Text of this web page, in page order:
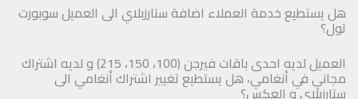
هل يستطيع خدمة العملاء اضافة ستارزبلاي الى العميل سوبورت
تول؟
العميل لديه احدى باقات فيرجن (100، 150، 215) و لديه اشتراك
مجاني في أنغامي، هل يستطيع تغيير اشتراك أنغامي الى
ستارزبلاي و العكس؟